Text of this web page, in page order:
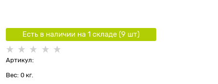
Есть в наличии на 1 складe (9 шт)
Артикул:
Вес: 0 кг.